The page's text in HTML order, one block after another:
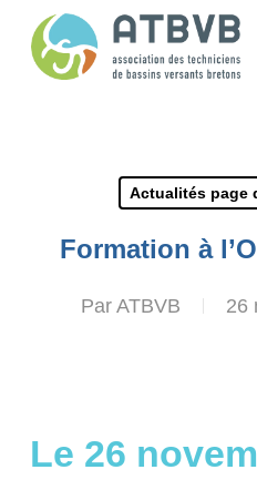
Actualités page
Formation à
Par ATBVB 26
Le 26
Panneau de gestion des